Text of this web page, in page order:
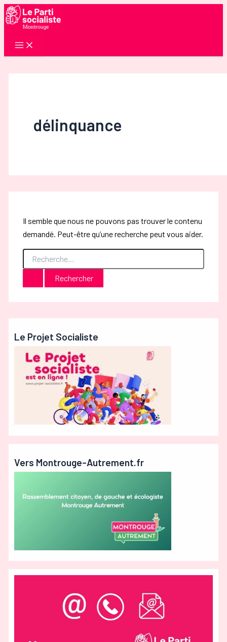
Aller
au
délinquance
Il semble que nous ne pouvons pas trouver le contenu
demandé. Peut-être qu’une recherche peut vous aider.
Rechercher :
Le Projet Socialiste
Vers Montrouge-Autrement.fr